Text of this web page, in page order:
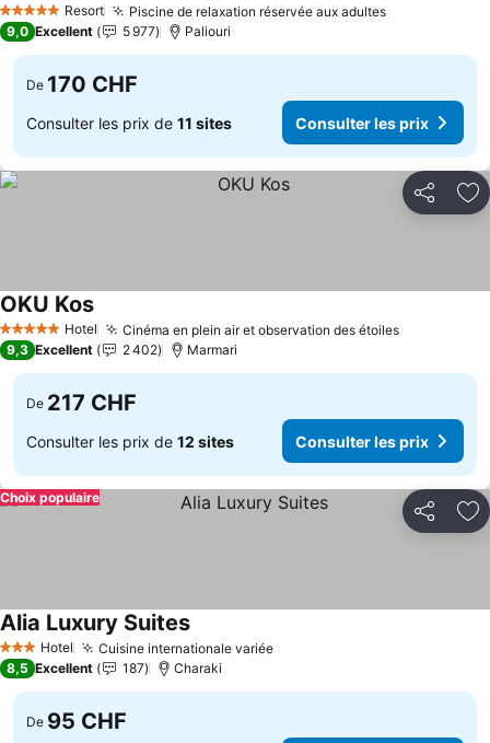
5 Étoiles Resort Piscine de relaxation réservée aux adultesConsulter
9,0 Excellent 5 977 Paliouri
De 170 CHF
Consulter les prix de 11 sites Consulter les prix
Partager
5 Étoiles Hotel Cinéma en plein air et observation des étoilesConsulter
OKU KosConsulter les prix
9,3 Excellent 2 402 Marmari
De 217 CHF
Consulter les prix de 12 sites Consulter les prix
Partager
Choix populaire
3 ÉtoilesHotel Cuisine internationale variéeConsulter les prix
Alia Luxury SuitesConsulter les prix
8,5 Excellent 187 Charaki
De 95 CHF